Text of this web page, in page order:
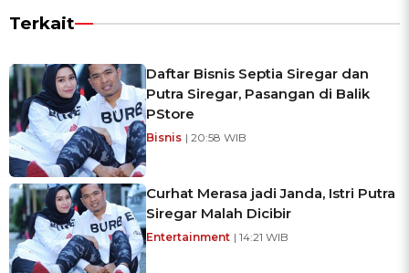
Terkait
Daftar Bisnis Septia Siregar dan
Putra Siregar, Pasangan di Balik
PStore
Bisnis | 20:58 WIB
Curhat Merasa jadi Janda, Istri Putra
Siregar Malah Dicibir
Entertainment | 14:21 WIB